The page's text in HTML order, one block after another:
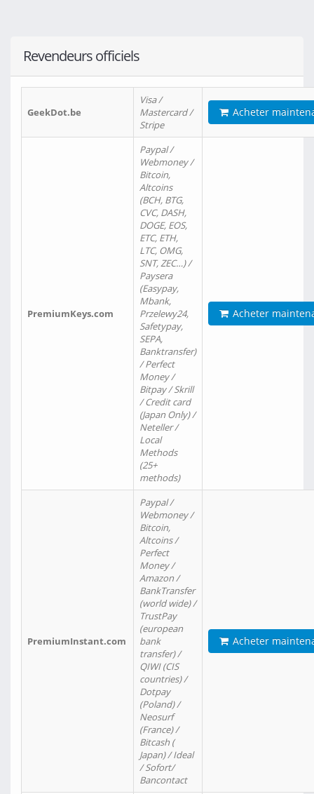
Revendeurs officiels
GeekDot.be
Visa /
Mastercard /
Stripe
Acheter
PremiumKeys.com
Paypal /
Webmoney /
Bitcoin,
Altcoins
(BCH, BTG,
CVC, DASH,
DOGE, EOS,
ETC, ETH,
LTC, OMG,
SNT, ZEC…) /
Paysera
(Easypay,
Mbank,
Przelewy24,
Safetypay,
SEPA,
Banktransfer)
/ Perfect
Money /
Bitpay / Skrill
/ Credit card
(Japan Only) /
Neteller /
Local
Methods
(25+
methods)
Acheter
PremiumInstant.com
Paypal /
Webmoney /
Bitcoin,
Altcoins /
Perfect
Money /
Amazon /
BankTransfer
(world wide) /
TrustPay
(european
bank
transfer) /
QIWI (CIS
countries) /
Dotpay
(Poland) /
Neosurf
(France) /
Bitcash (
Japan) / Ideal
/ Sofort/
Bancontact
Acheter